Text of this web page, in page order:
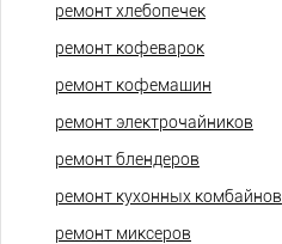
ремонт хлебопечек
ремонт кофеварок
ремонт кофемашин
ремонт электрочайников
ремонт блендеров
ремонт кухонных комбайнов
ремонт миксеров